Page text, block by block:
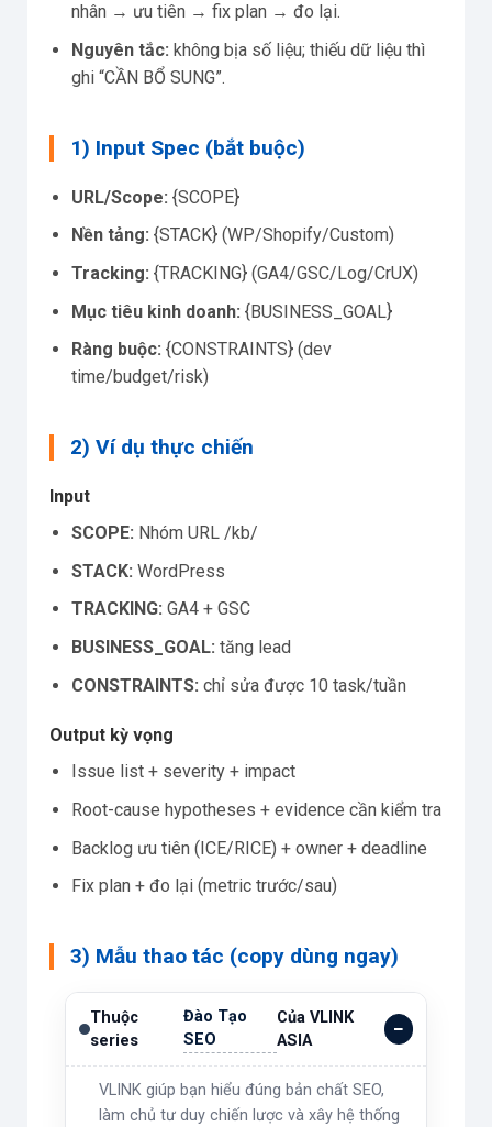
nhân → ưu tiên → fix plan → đo lại.
Nguyên tắc: không bịa số liệu; thiếu dữ liệu thì
ghi “CẦN BỔ SUNG”.
1) Input Spec (bắt buộc)
URL/Scope: {SCOPE}
Nền tảng: {STACK} (WP/Shopify/Custom)
Tracking: {TRACKING} (GA4/GSC/Log/CrUX)
Mục tiêu kinh doanh: {BUSINESS_GOAL}
Ràng buộc: {CONSTRAINTS} (dev
time/budget/risk)
2) Ví dụ thực chiến
Input
SCOPE: Nhóm URL /kb/
STACK: WordPress
TRACKING: GA4 + GSC
BUSINESS_GOAL: tăng lead
CONSTRAINTS: chỉ sửa được 10 task/tuần
Output kỳ vọng
Issue list + severity + impact
Root-cause hypotheses + evidence cần kiểm tra
Backlog ưu tiên (ICE/RICE) + owner + deadline
Fix plan + đo lại (metric trước/sau)
3) Mẫu thao tác (copy dùng ngay)
Thuộc
series
Đào Tạo
SEO
Của VLINK
ASIA
VLINK giúp bạn hiểu đúng bản chất SEO,
làm chủ tư duy chiến lược và xây hệ thống